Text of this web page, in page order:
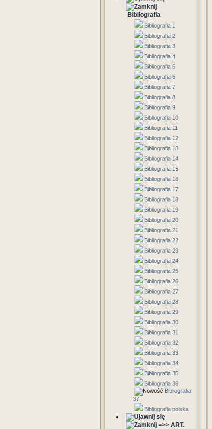
Bibliografia
Bibliografia 1
Bibliografia 2
Bibliografia 3
Bibliografia 4
Bibliografia 5
Bibliografia 6
Bibliografia 7
Bibliografia 8
Bibliografia 9
Bibliografia 10
Bibliografia 11
Bibliografia 12
Bibliografia 13
Bibliografia 14
Bibliografia 15
Bibliografia 16
Bibliografia 17
Bibliografia 18
Bibliografia 19
Bibliografia 20
Bibliografia 21
Bibliografia 22
Bibliografia 23
Bibliografia 24
Bibliografia 25
Bibliografia 26
Bibliografia 27
Bibliografia 28
Bibliografia 29
Bibliografia 30
Bibliografia 31
Bibliografia 32
Bibliografia 33
Bibliografia 34
Bibliografia 35
Bibliografia 36
Bibliografia
37
Bibliografia polska
=>> ART.